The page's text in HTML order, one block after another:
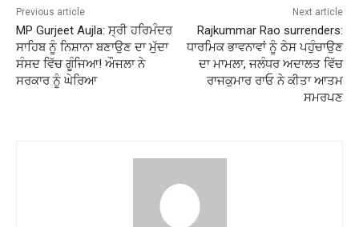
Previous article
MP Gurjeet Aujla: ਸ੍ਰੀ ਹਰਿਮੰਦਰ
ਸਾਹਿਬ ਨੂੰ ਨਿਸ਼ਾਨਾ ਬਣਾਉਣ ਦਾ ਮੁੱਦਾ
ਸੰਸਦ ਵਿੱਚ ਗੂੰਜਿਆ! ਔਜਲਾ ਨੇ
ਸਰਕਾਰ ਨੂੰ ਘੇਰਿਆ
Next article
Rajkummar Rao surrenders:
ਧਾਰਮਿਕ ਭਾਵਨਾਵਾਂ ਨੂੰ ਠੇਸ ਪਹੁੰਚਾਉਣ
ਦਾ ਮਾਮਲਾ, ਜਲੰਧਰ ਅਦਾਲਤ ਵਿੱਚ
ਰਾਜਕੁਮਾਰ ਰਾਓ ਨੇ ਕੀਤਾ ਆਤਮ
ਸਮਰਪਣ